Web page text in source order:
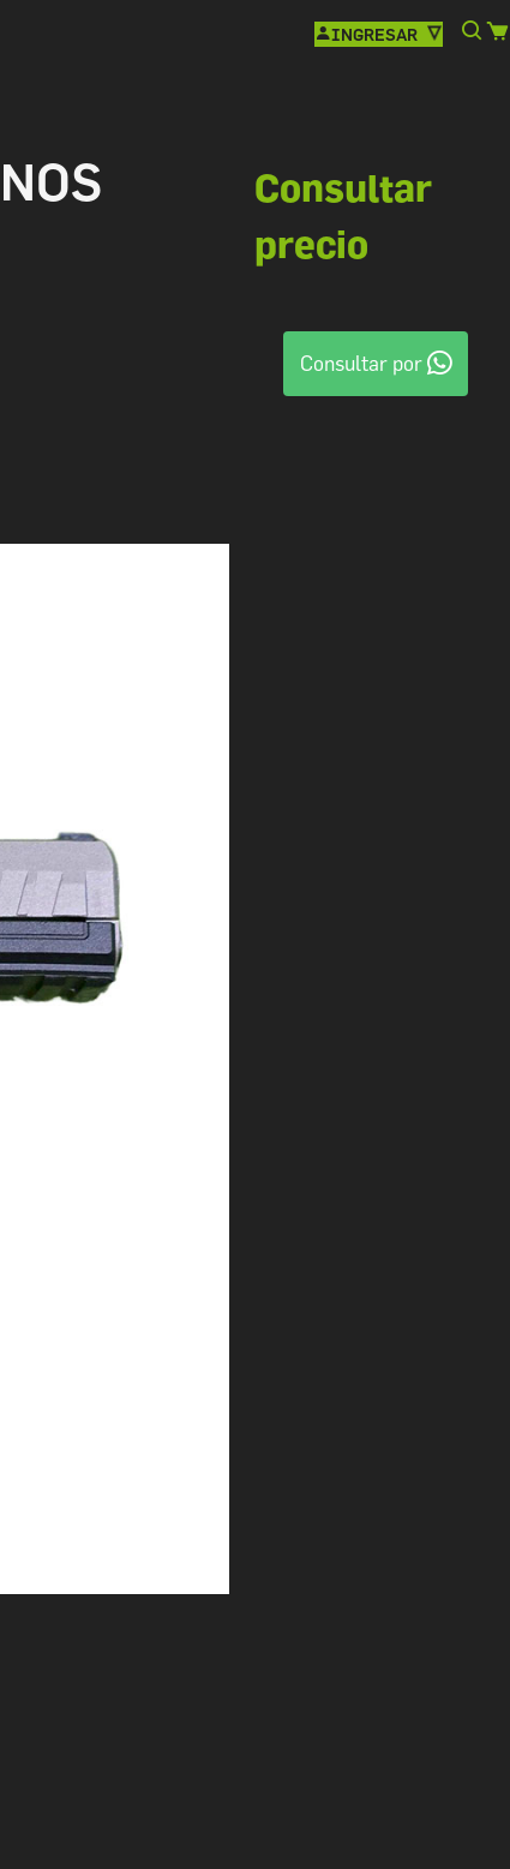
INGRESAR
Consultar
precio
Consultar por